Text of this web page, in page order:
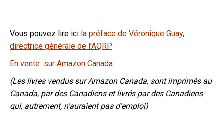
Vous pouvez lire ici la préface de Véronique Guay,
directrice générale de l’AQRP
En vente sur Amazon Canada
(Les livres vendus sur Amazon Canada, sont imprimés au
Canada, par des Canadiens et livrés par des Canadiens
qui, autrement, n’auraient pas d’emploi)